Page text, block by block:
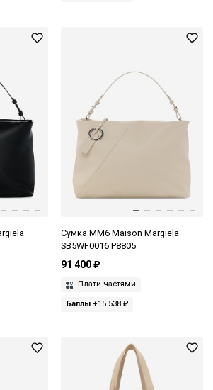
Сумка MM6 Maison Margiela
SB5WF0016 P8805
91 400 ₽
Плати частями
Баллы+15 538 ₽